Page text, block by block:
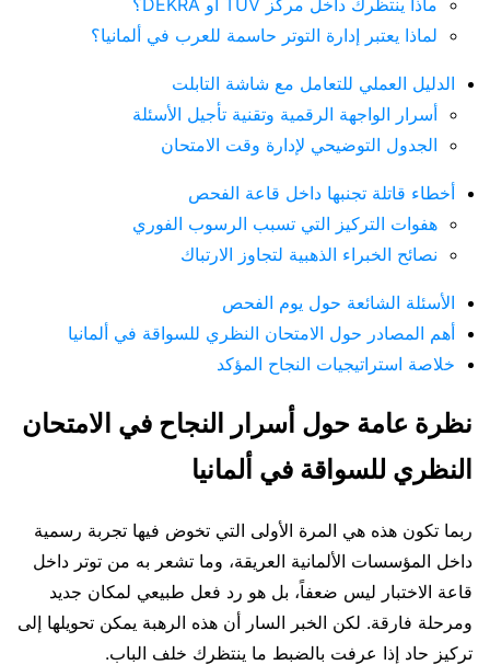
ماذا ينتظرك داخل مركز TÜV أو DEKRA؟
لماذا يعتبر إدارة التوتر حاسمة للعرب في ألمانيا؟
الدليل العملي للتعامل مع شاشة التابلت
أسرار الواجهة الرقمية وتقنية تأجيل الأسئلة
الجدول التوضيحي لإدارة وقت الامتحان
أخطاء قاتلة تجنبها داخل قاعة الفحص
هفوات التركيز التي تسبب الرسوب الفوري
نصائح الخبراء الذهبية لتجاوز الارتباك
الأسئلة الشائعة حول يوم الفحص
أهم المصادر حول الامتحان النظري للسواقة في ألمانيا
خلاصة استراتيجيات النجاح المؤكد
نظرة عامة حول أسرار النجاح في الامتحان
النظري للسواقة في ألمانيا
ربما تكون هذه هي المرة الأولى التي تخوض فيها تجربة رسمية
داخل المؤسسات الألمانية العريقة، وما تشعر به من توتر داخل
قاعة الاختبار ليس ضعفاً، بل هو رد فعل طبيعي لمكان جديد
ومرحلة فارقة. لكن الخبر السار أن هذه الرهبة يمكن تحويلها إلى
تركيز حاد إذا عرفت بالضبط ما ينتظرك خلف الباب.